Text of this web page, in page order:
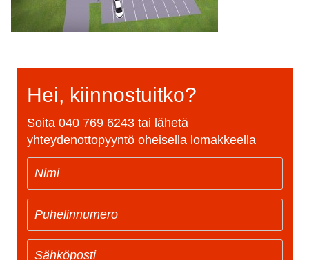
Hei, kiinnostuitko?
Soita 040 769 6243tai lähetä
yhteydenottopyyntö oheisella lomakkeella